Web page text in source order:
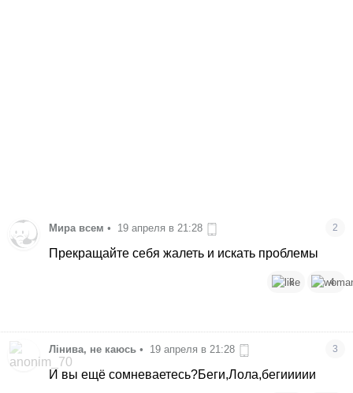
Мира всем • 19 апреля в 21:28 2
Прекращайте себя жалеть и искать проблемы
8 4
Лінива, не каюсь • 19 апреля в 21:28 3
И вы ещё сомневаетесь?Беги,Лола,бегиииии